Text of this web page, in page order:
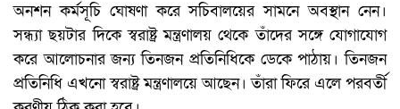
অনশন কর্মসূচি ঘোষণা করে সচিবালয়ের সামনে অবস্থান নেন।
সন্ধ্যা ছয়টার দিকে স্বরাষ্ট্র মন্ত্রণালয় থেকে তাঁদের সঙ্গে যোগাযোগ
করে আলোচনার জন্য তিনজন প্রতিনিধিকে ডেকে পাঠায়। তিনজন
প্রতিনিধি এখনো স্বরাষ্ট্র মন্ত্রণালয়ে আছেন। তাঁরা ফিরে এলে পরবর্তী